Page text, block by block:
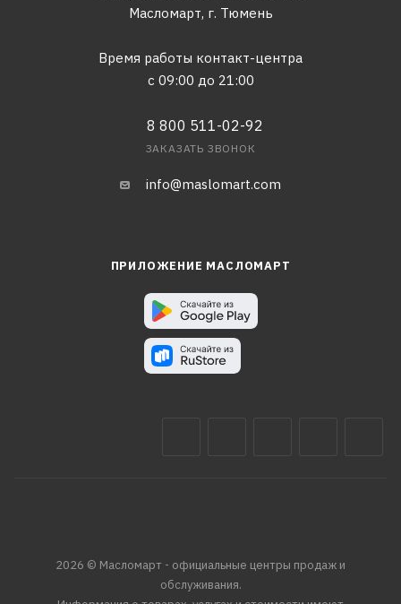
Масломарт, г. Тюмень
Время работы контакт-центра
с 09:00 до 21:00
8 800 511-02-92
ЗАКАЗАТЬ ЗВОНОК
info@maslomart.com
ПРИЛОЖЕНИЕ МАСЛОМАРТ
2026 © Масломарт - официальные центры продаж и
обслуживания.